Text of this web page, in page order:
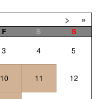
> »
F S
S
3 4 5
10 11 12